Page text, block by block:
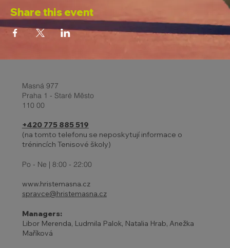
Share this event
Masná 977
Praha 1 - Staré Město
110 00
+420 775 885 519
(na tomto telefonu se neposkytují informace o
trénincích Tenisové školy)
Po - Ne | 8:00 - 22:00
www.hristemasna.cz
spravce@hristemasna.cz
Managers:
Libor Merenda, Ludmila Palok, Natalia Hrab, Anežka
Maříková